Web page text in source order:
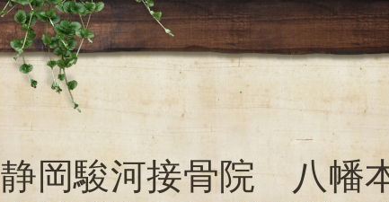
静岡駿河接骨院 八幡